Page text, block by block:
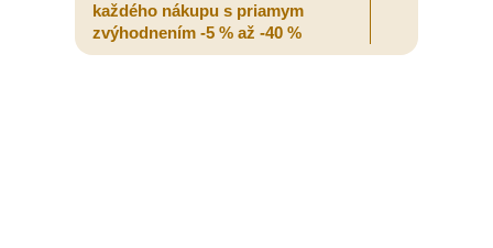
každého nákupu s priamym
zvýhodnením -5 % až -40 %